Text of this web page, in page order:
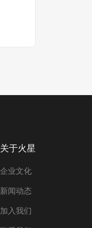
关于火星
企业文化
新闻动态
加入我们